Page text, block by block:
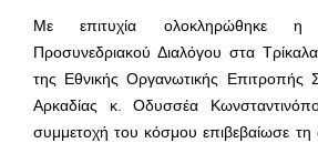
Με επιτυχία ολοκληρώθηκε η
Προσυνεδριακού Διαλόγου στα
της Εθνικής Οργανωτικής Επιτροπής
Αρκαδίας κ. Οδυσσέα
συμμετοχή του κόσμου επιβεβαίωσε τη